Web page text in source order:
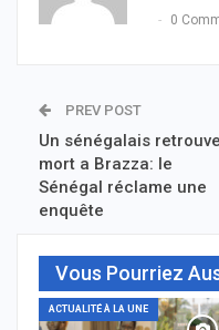
0
PREV POST
Un sénégalais retrouve
mort a Brazza: le
Sénégal réclame une
enquête
Vous Pourriez
ACTUALITÉ À LA UNE